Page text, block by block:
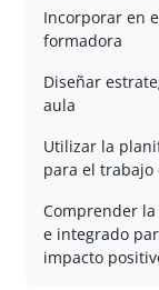
Incorporar en
formadora
Diseñar
aula
Utilizar la
para el trabajo
Comprender
e integrado
impacto